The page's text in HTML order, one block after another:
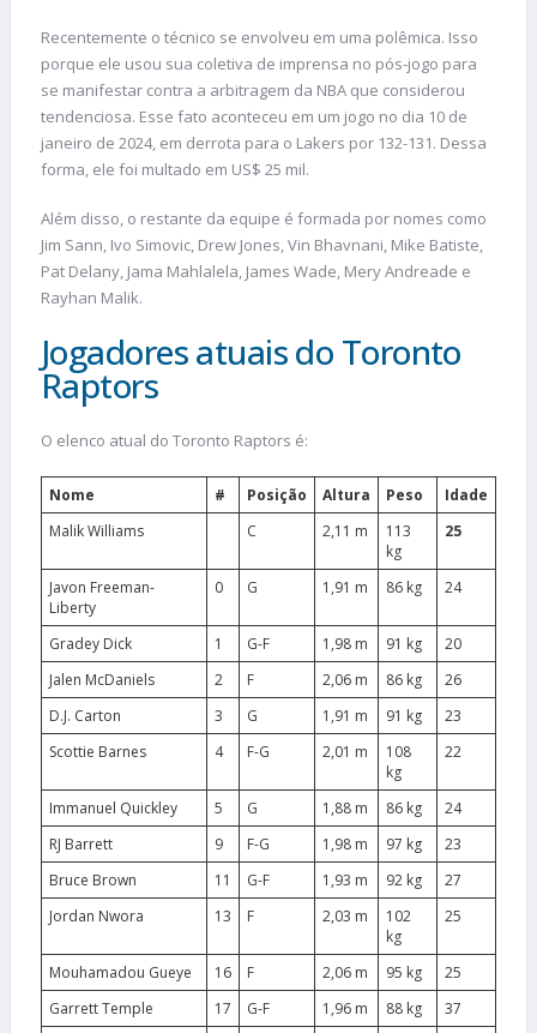
Recentemente o técnico se envolveu em uma polêmica. Isso
porque ele usou sua coletiva de imprensa no pós-jogo para
se manifestar contra a arbitragem da NBA que considerou
tendenciosa. Esse fato aconteceu em um jogo no dia 10 de
janeiro de 2024, em derrota para o Lakers por 132-131. Dessa
forma, ele foi multado em US$ 25 mil.
Além disso, o restante da equipe é formada por nomes como
Jim Sann, Ivo Simovic, Drew Jones, Vin Bhavnani, Mike Batiste,
Pat Delany, Jama Mahlalela, James Wade, Mery Andreade e
Rayhan Malik.
Jogadores atuais do Toronto
Raptors
O elenco atual do Toronto Raptors é:
Nome # Posição Altura Peso
Idade
Malik Williams
C 2,11 m
113
kg
25
Javon Freeman-
Liberty
0 G 1,91 m 86 kg 24
Gradey Dick 1 G-F 1,98 m 91 kg
20
Jalen McDaniels
2 F 2,06 m 86 kg
26
D.J. Carton
3 G 1,91 m 91 kg
23
Scottie Barnes
4 F-G 2,01 m
108
kg
22
Immanuel Quickley 5 G 1,88 m 86 kg
24
RJ Barrett
9 F-G 1,98 m 97 kg
23
Bruce Brown
11 G-F 1,93 m 92 kg
27
Jordan Nwora
13 F 2,03 m
102
kg
25
Mouhamadou Gueye 16 F 2,06 m 95 kg
25
Garrett Temple
17 G-F 1,96 m 88 kg
37